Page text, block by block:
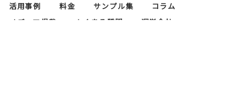
活用事例
料金 サンプル集
コラム
メディア掲載
よくある質問
運営会社